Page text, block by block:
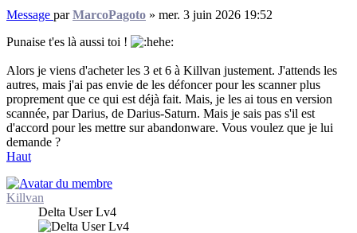
Message parMarcoPagoto » mer. 3 juin 2026 19:52
Punaise t'es là aussi toi !
Alors je viens d'acheter les 3 et 6 à Killvan justement. J'attends les
autres, mais j'ai pas envie de les défoncer pour les scanner plus
proprement que ce qui est déjà fait. Mais, je les ai tous en version
scannée, par Darius, de Darius-Saturn. Mais je sais pas s'il est
d'accord pour les mettre sur abandonware. Vous voulez que je lui
demande ?
Haut
Killvan
Delta User Lv4